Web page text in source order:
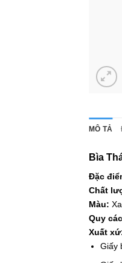
MÔ TẢ
Bìa
Đặc
Chất
Màu:
Quy
Xuất
Giấy